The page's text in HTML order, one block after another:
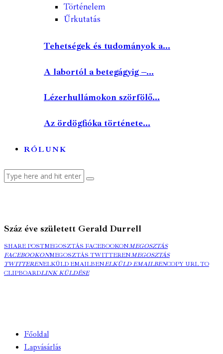
Történelem
Űrkutatás
Tehetségek és tudományok a...
A labortól a betegágyig –...
Lézerhullámokon szörfölő...
Az ördögfióka története...
RÓLUNK
Száz éve született Gerald Durrell
SHARE POSTMEGOSZTÁS FACEBOOKONMEGOSZTÁS
FACEBOOKONMEGOSZTÁS TWITTERENMEGOSZTÁS
TWITTERENELKÜLD EMAILBENELKÜLD EMAILBENCOPY URL TO
CLIPBOARDLINK KÜLDÉSE
Főoldal
Lapvásárlás